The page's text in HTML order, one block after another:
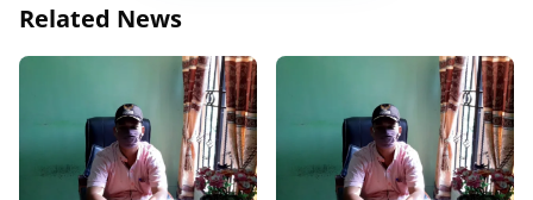
Related News